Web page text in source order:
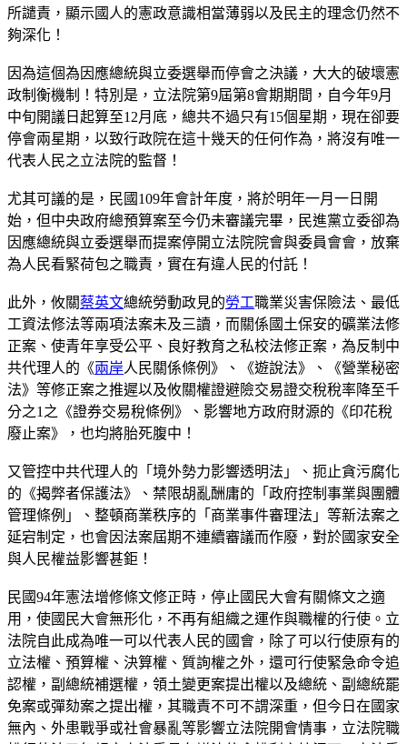
所譴責，顯示國人的憲政意識相當薄弱以及民主的理念仍然不
夠深化！
因為這個為因應總統與立委選舉而停會之決議，大大的破壞憲
政制衡機制！特別是，立法院第9屆第8會期期間，自今年9月
中旬開議日起算至12月底，總共不過只有15個星期，現在卻要
停會兩星期，以致行政院在這十幾天的任何作為，將沒有唯一
代表人民之立法院的監督！
尤其可議的是，民國109年會計年度，將於明年一月一日開
始，但中央政府總預算案至今仍未審議完畢，民進黨立委卻為
因應總統與立委選舉而提案停開立法院院會與委員會會，放棄
為人民看緊荷包之職責，實在有違人民的付託！
此外，攸關蔡英文總統勞動政見的勞工職業災害保險法、最低
工資法修法等兩項法案未及三讀，而關係國土保安的礦業法修
正案、使青年享受公平、良好教育之私校法修正案，為反制中
共代理人的《兩岸人民關係條例》、《遊說法》、《營業秘密
法》等修正案之推遲以及攸關權證避險交易證交稅稅率降至千
分之1之《證券交易稅條例》、影響地方政府財源的《印花稅
廢止案》，也均將胎死腹中！
又管控中共代理人的「境外勢力影響透明法」、扼止貪污腐化
的《揭弊者保護法》、禁限胡亂酬庸的「政府控制事業與團體
管理條例」、整頓商業秩序的「商業事件審理法」等新法案之
延宕制定，也會因法案屆期不連續審議而作廢，對於國家安全
與人民權益影響甚鉅！
民國94年憲法增修條文修正時，停止國民大會有關條文之適
用，使國民大會無形化，不再有組織之運作與職權的行使。立
法院自此成為唯一可以代表人民的國會，除了可以行使原有的
立法權、預算權、決算權、質詢權之外，還可行使緊急命令追
認權，副總統補選權，領土變更案提出權以及總統、副總統罷
免案或彈劾案之提出權，其職責不可不謂深重，但今日在國家
無內、外患戰爭或社會暴亂等影響立法院開會情事，立法院職